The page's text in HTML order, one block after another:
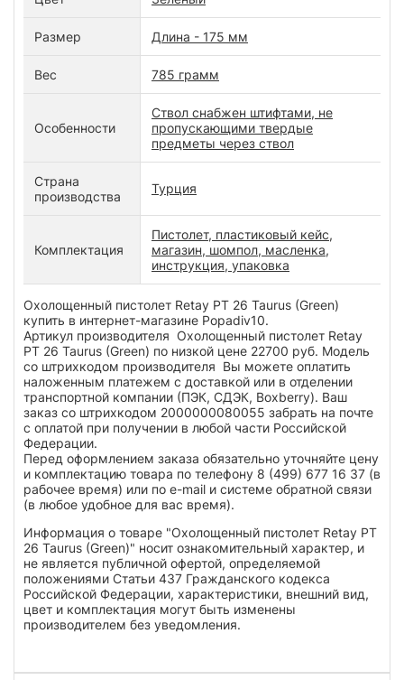
Размер Длина - 175 мм
Вес 785 грамм
Особенности
Ствол снабжен штифтами, не
пропускающими твердые
предметы через ствол
Страна
производства
Турция
Комплектация
Пистолет, пластиковый кейс,
магазин, шомпол, масленка,
инструкция, упаковка
Охолощенный пистолет Retay PT 26 Taurus (Green)
купить в интернет-магазине Popadiv10.
Артикул производителя Охолощенный пистолет Retay
PT 26 Taurus (Green) по низкой цене 22700 руб. Модель
со штрихкодом производителя Вы можете оплатить
наложенным платежем с доставкой или в отделении
транспортной компании (ПЭК, СДЭК, Boxberry). Ваш
заказ со штрихкодом 2000000080055 забрать на почте
с оплатой при получении в любой части Российской
Федерации.
Перед оформлением заказа обязательно уточняйте цену
и комплектацию товара по телефону 8 (499) 677 16 37 (в
рабочее время) или по e-mail и системе обратной связи
(в любое удобное для вас время).
Информация о товаре "Охолощенный пистолет Retay PT
26 Taurus (Green)" носит ознакомительный характер, и
не является публичной офертой, определяемой
положениями Статьи 437 Гражданского кодекса
Российской Федерации, характеристики, внешний вид,
цвет и комплектация могут быть изменены
производителем без уведомления.